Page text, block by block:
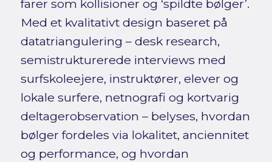
farer som kollisioner og ‘spildte bølger’.
Med et kvalitativt design baseret på
datatriangulering – desk research,
semistrukturerede interviews med
surfskoleejere, instruktører, elever og
lokale surfere, netnografi og kortvarig
deltagerobservation – belyses, hvordan
bølger fordeles via lokalitet, anciennitet
og performance, og hvordan